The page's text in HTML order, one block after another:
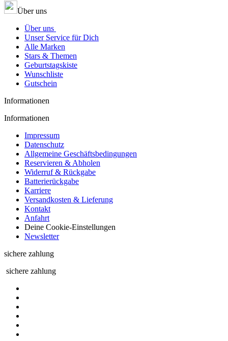
Über uns
Über uns
Unser Service für Dich
Alle Marken
Stars & Themen
Geburtstagskiste
Wunschliste
Gutschein
Informationen
Informationen
Impressum
Datenschutz
Allgemeine Geschäftsbedingungen
Reservieren & Abholen
Widerruf & Rückgabe
Batterierückgabe
Karriere
Versandkosten & Lieferung
Kontakt
Anfahrt
Deine Cookie-Einstellungen
Newsletter
sichere zahlung
sichere zahlung